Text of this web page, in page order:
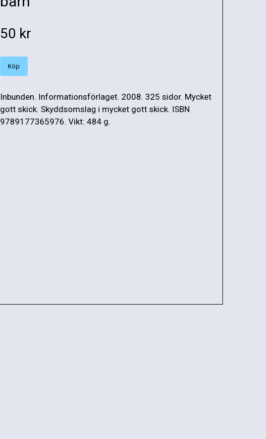
50 kr
Köp
Inbunden. Informationsförlaget. 2008. 325 sidor. Mycket
gott skick. Skyddsomslag i mycket gott skick. ISBN
9789177365976. Vikt: 484 g.